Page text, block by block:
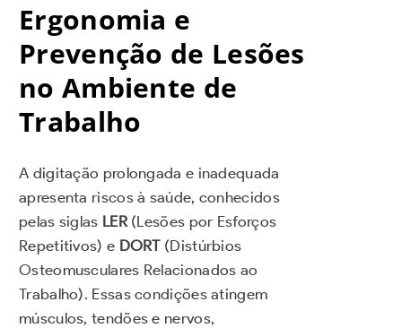
Ergonomia e
Prevenção de Lesões
no Ambiente de
Trabalho
A digitação prolongada e inadequada
apresenta riscos à saúde, conhecidos
pelas siglas LER(Lesões por Esforços
Repetitivos) e DORT(Distúrbios
Osteomusculares Relacionados ao
Trabalho). Essas condições atingem
músculos, tendões e nervos,